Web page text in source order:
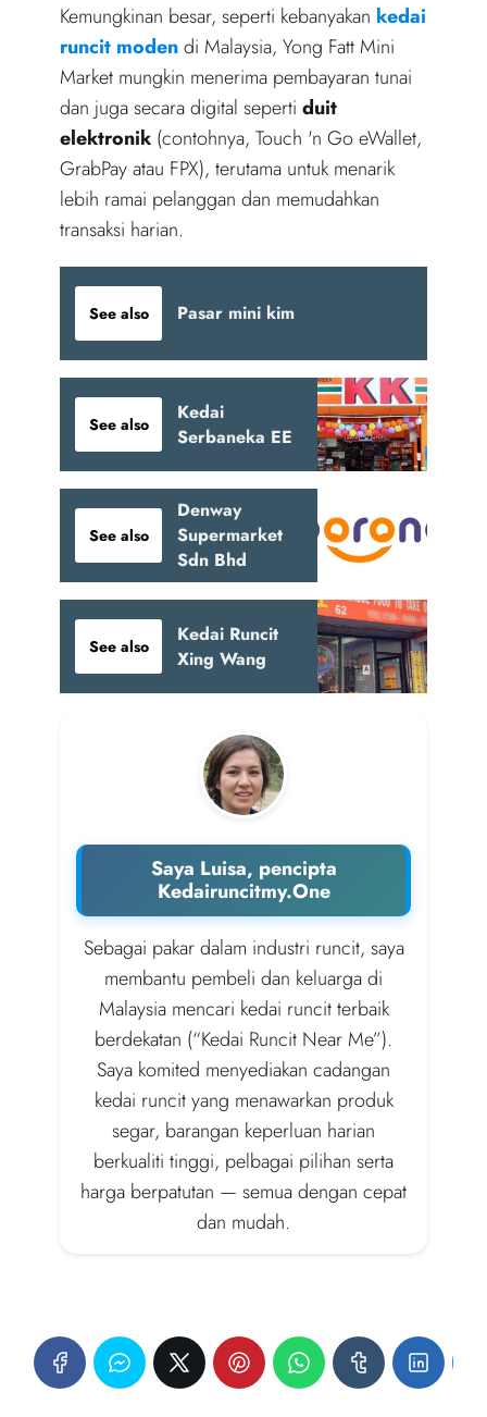
Kemungkinan besar, seperti kebanyakan kedai
runcit modendi Malaysia, Yong Fatt Mini
Market mungkin menerima pembayaran tunai
dan juga secara digital seperti duit
elektronik (contohnya, Touch 'n Go eWallet,
GrabPay atau FPX), terutama untuk menarik
lebih ramai pelanggan dan memudahkan
transaksi harian.
See also Pasar mini kim
See also
Kedai
Serbaneka EE
See also
Denway
Supermarket
Sdn Bhd
See also
Kedai Runcit
Xing Wang
Saya Luisa, pencipta
Kedairuncitmy.One
Sebagai pakar dalam industri runcit, saya
membantu pembeli dan keluarga di
Malaysia mencari kedai runcit terbaik
berdekatan (“Kedai Runcit Near Me”).
Saya komited menyediakan cadangan
kedai runcit yang menawarkan produk
segar, barangan keperluan harian
berkualiti tinggi, pelbagai pilihan serta
harga berpatutan — semua dengan cepat
dan mudah.